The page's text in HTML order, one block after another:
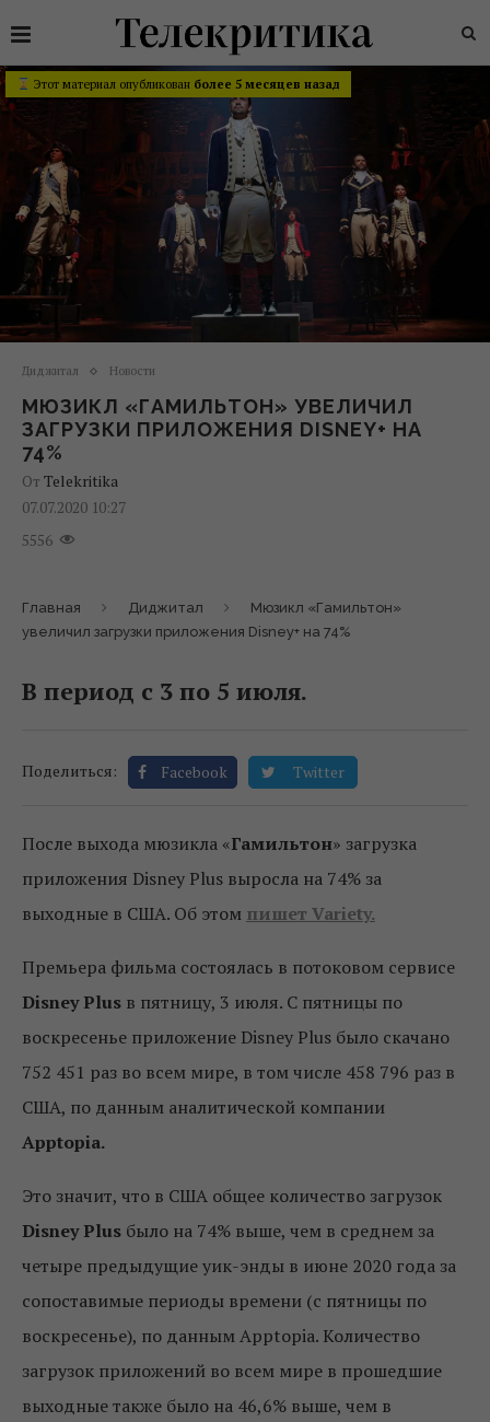
Этот материал опубликован более 5 месяцев назад
Диджитал Новости
МЮЗИКЛ «ГАМИЛЬТОН» УВЕЛИЧИЛ
ЗАГРУЗКИ ПРИЛОЖЕНИЯ DISNEY+ НА
74%
От Telekritika
07.07.2020 10:27
5556
Главная Диджитал
Мюзикл «Гамильтон»
увеличил загрузки приложения Disney+ на 74%
В период с 3 по 5 июля.
Поделиться: Facebook Twitter
После выхода мюзикла «Гамильтон» загрузка
приложения Disney Plus выросла на 74% за
выходные в США. Об этом пишет Variety.
Премьера фильма состоялась в потоковом сервисе
Disney Plus в пятницу, 3 июля. С пятницы по
воскресенье приложение Disney Plus было скачано
752 451 раз во всем мире, в том числе 458 796 раз в
США, по данным аналитической компании
Apptopia.
Это значит, что в США общее количество загрузок
Disney Plus было на 74% выше, чем в среднем за
четыре предыдущие уик-энды в июне 2020 года за
сопоставимые периоды времени (с пятницы по
воскресенье), по данным Apptopia. Количество
загрузок приложений во всем мире в прошедшие
выходные также было на 46,6% выше, чем в